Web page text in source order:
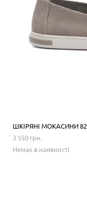
ШКІРЯНІ МОКАСИНИ 82
3 550 грн.
Немає в наявності